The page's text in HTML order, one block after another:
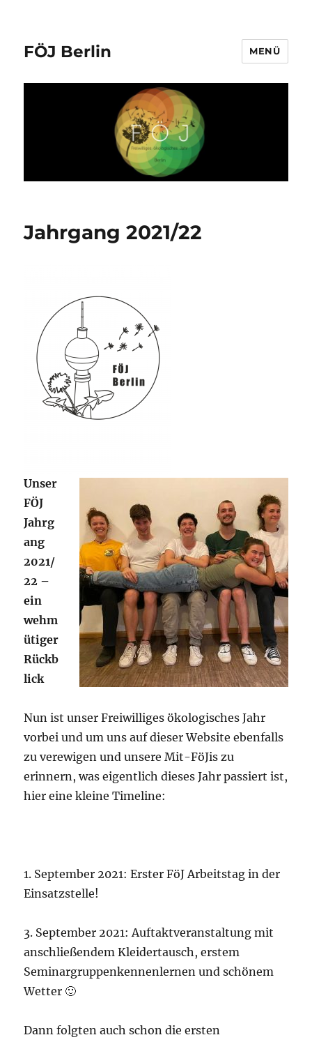
FÖJ Berlin MENÜ
Jahrgang 2021/22
Unser
FÖJ
Jahrg
ang
2021/
22 –
ein
wehm
ütiger
Rückb
lick
Nun ist unser Freiwilliges ökologisches Jahr
vorbei und um uns auf dieser Website ebenfalls
zu verewigen und unsere Mit-FöJis zu
erinnern, was eigentlich dieses Jahr passiert ist,
hier eine kleine Timeline:
1. September 2021: Erster FöJ Arbeitstag in der
Einsatzstelle!
3. September 2021: Auftaktveranstaltung mit
anschließendem Kleidertausch, erstem
Seminargruppenkennenlernen und schönem
Wetter 🙂
Dann folgten auch schon die ersten